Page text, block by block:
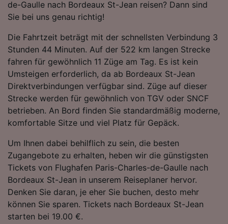
de-Gaulle nach Bordeaux St-Jean reisen? Dann sind
Sie bei uns genau richtig!
Die Fahrtzeit beträgt mit der schnellsten Verbindung 3
Stunden 44 Minuten. Auf der 522 km langen Strecke
fahren für gewöhnlich 11 Züge am Tag. Es ist kein
Umsteigen erforderlich, da ab Bordeaux St-Jean
Direktverbindungen verfügbar sind. Züge auf dieser
Strecke werden für gewöhnlich von TGV oder SNCF
betrieben. An Bord finden Sie standardmäßig moderne,
komfortable Sitze und viel Platz für Gepäck.
Um Ihnen dabei behilflich zu sein, die besten
Zugangebote zu erhalten, heben wir die günstigsten
Tickets von Flughafen Paris-Charles-de-Gaulle nach
Bordeaux St-Jean in unserem Reiseplaner hervor.
Denken Sie daran, je eher Sie buchen, desto mehr
können Sie sparen. Tickets nach Bordeaux St-Jean
starten bei 19.00 €.
Folgendes bereitzustellen:
Verwendung genauer Standortdaten.
aktiv abfragen. Speichern von oder Zugriff auf
Informationen auf einem Endgerät.
Personalisierte Werbung und Inhalte, Messung
von Werbeleistung und der Performance von
Inhalten, Zielgruppenforschung sowie
Entwicklung und Verbesserung von
Angeboten.
Liste der Partner (Lieferanten)